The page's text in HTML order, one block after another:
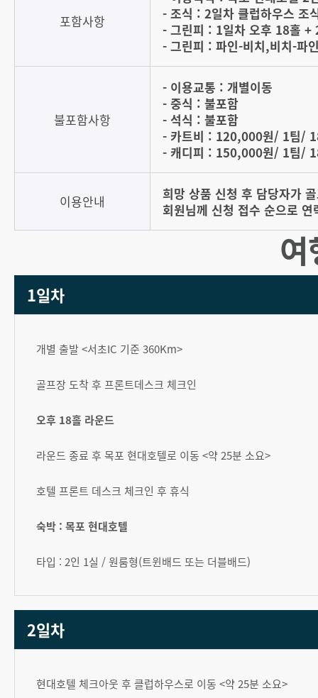
포함사항
- 조식 : 2일차 클럽하우스 조
- 그린피 : 1일차 오후 18홀 +
- 그린피 : 파인-비치,비치-파
불포함사항
- 이용교통 : 개별이동
- 중식 : 불포함
- 석식 : 불포함
- 카트비 : 120,000원/ 1팀/
- 캐디피 : 150,000원/ 1팀/
이용안내
희망 상품 신청 후 담당자가
회원님께 신청 접수 순으로
1일차
개별 출발 <서초IC 기준 360Km>
골프장 도착 후 프론트데스크 체크인
오후 18홀 라운드
라운드 종료 후 목포 현대호텔로 이동 <약 25분 소요>
호텔 프론트 데스크 체크인 후 휴식
숙박 : 목포 현대호텔
타입 : 2인 1실 / 원룸형(트윈배드 또는 더블배드)
2일차
현대호텔 체크아웃 후 클럽하우스로 이동 <약 25분 소요>